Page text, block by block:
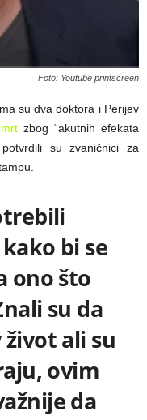
Foto: Youtube printscreen
su dva doktora i Perijev
zbog “akutnih efekata
su zvaničnici za
bi se
ono što
su da
ali su
ovim
da